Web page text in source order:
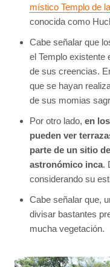
místico Templo de
conocida como
Cabe señalar que
el Templo existente
de sus creencias.
que se hayan
de sus momias
Por otro lado, en
pueden ver
parte de un sitio
astronómico inca.
considerando su
Cabe señalar que,
divisar bastantes
mucha vegetación.